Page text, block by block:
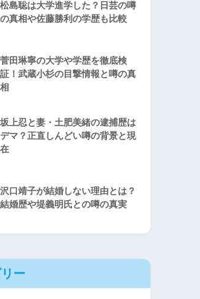
松島聡は大学進学した？日芸の噂
の真相や佐藤勝利の学歴も比較
菅田琳寧の大学や学歴を徹底検
証！武蔵小杉の目撃情報と噂の真
相
坂上忍と妻・土肥美緒の逮捕歴は
デマ？正直しんどい噂の背景と現
在
沢口靖子が結婚しない理由とは？
結婚歴や堤義明氏との噂の真実
ー